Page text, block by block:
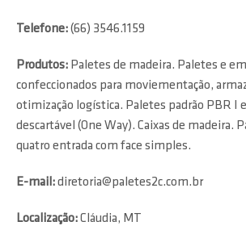
Telefone:(66) 3546.1159
Produtos: Paletes de madeira. Paletes e
confeccionados para moviementação,
otimização logística. Paletes padrão PBR I
descartável (One Way). Caixas de madeira.
quatro entrada com face simples.
E-mail:diretoria@paletes2c.com.br
Localização:Cláudia, MT